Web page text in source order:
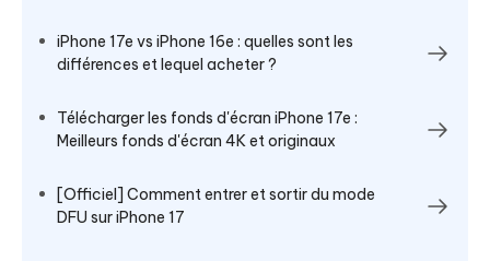
iPhone 17e vs iPhone 16e : quelles sont les
différences et lequel acheter ?
Télécharger les fonds d'écran iPhone 17e :
Meilleurs fonds d'écran 4K et originaux
[Officiel] Comment entrer et sortir du mode
DFU sur iPhone 17